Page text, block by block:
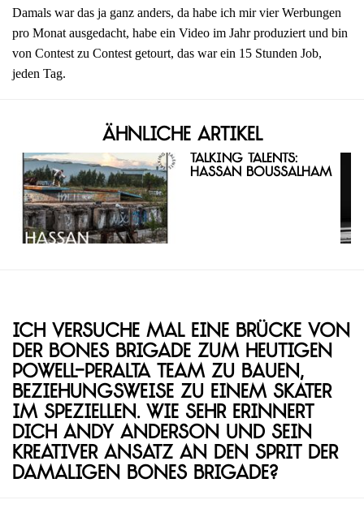
Damals war das ja ganz anders, da habe ich mir vier Werbungen
pro Monat ausgedacht, habe ein Video im Jahr produziert und bin
von Contest zu Contest getourt, das war ein 15 Stunden Job,
jeden Tag.
Ähnliche Artikel
Talking Talents:
Hassan Boussalham
Ich versuche mal eine Brücke von
der Bones Brigade zum heutigen
Powell-Peralta Team zu bauen,
beziehungsweise zu einem Skater
im Speziellen. Wie sehr erinnert
dich Andy Anderson und sein
kreativer Ansatz an den Sprit der
damaligen Bones Brigade?